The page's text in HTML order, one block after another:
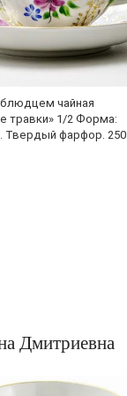
чайная
травки» 1/2 Форма:
Твердый фарфор. 250
Дмитриевна